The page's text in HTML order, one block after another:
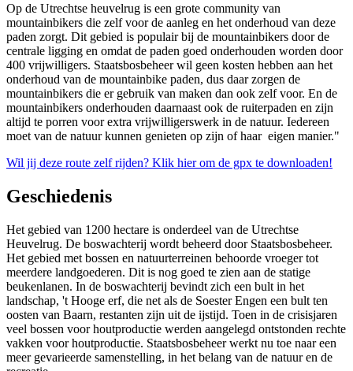
Op de Utrechtse heuvelrug is een grote community van
mountainbikers die zelf voor de aanleg en het onderhoud van deze
paden zorgt. Dit gebied is populair bij de mountainbikers door de
centrale ligging en omdat de paden goed onderhouden worden door
400 vrijwilligers. Staatsbosbeheer wil geen kosten hebben aan het
onderhoud van de mountainbike paden, dus daar zorgen de
mountainbikers die er gebruik van maken dan ook zelf voor. En de
mountainbikers onderhouden daarnaast ook de ruiterpaden en zijn
altijd te porren voor extra vrijwilligerswerk in de natuur. Iedereen
moet van de natuur kunnen genieten op zijn of haar eigen manier."
Wil jij deze route zelf rijden? Klik hier om de gpx te downloaden!
Geschiedenis
Het gebied van 1200 hectare is onderdeel van de Utrechtse
Heuvelrug. De boswachterij wordt beheerd door Staatsbosbeheer.
Het gebied met bossen en natuurterreinen behoorde vroeger tot
meerdere landgoederen. Dit is nog goed te zien aan de statige
beukenlanen. In de boswachterij bevindt zich een bult in het
landschap, 't Hooge erf, die net als de Soester Engen een bult ten
oosten van Baarn, restanten zijn uit de ijstijd. Toen in de crisisjaren
veel bossen voor houtproductie werden aangelegd ontstonden rechte
vakken voor houtproductie. Staatsbosbeheer werkt nu toe naar een
meer gevarieerde samenstelling, in het belang van de natuur en de